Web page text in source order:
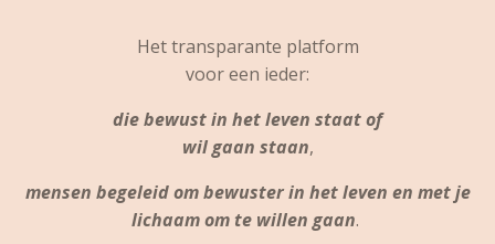
Het transparante platform
voor een ieder:
die bewust in het leven staat of
wil gaan staan,
mensen begeleid om bewuster in het leven en met je
lichaam om te willen gaan.